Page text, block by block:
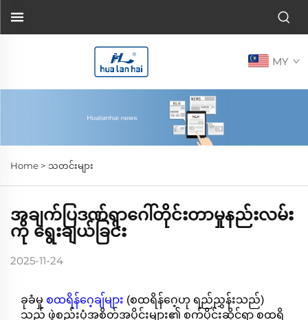
MY
Home > သတင်းများ
အချက်ပြဒဏ်ရာဂေါ်တိုင်းတာမှုနည်းလမ်း
ကို ရွေးချယ်ခြင်း
2025-11-24
ခုခံမှု စထရိန်ဂေ့ချ်များ (စထရိန်ဂေ့ဟု ရည်ညွှန်းသည်)
သည် ဖွဲ့စည်းပုံအစိတ်အပိုင်းများ၏ စက်ပိုင်းဆိုင်ရာ စထရိ